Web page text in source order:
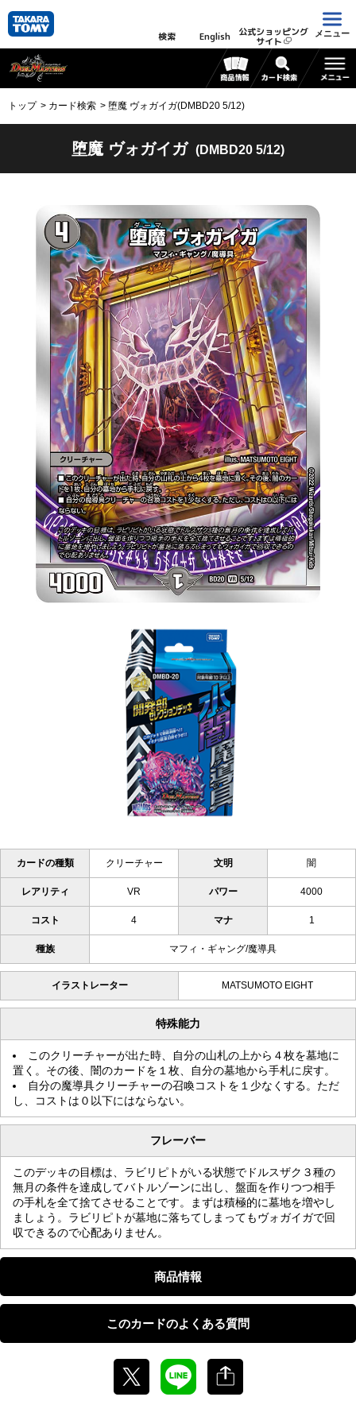
検索 English 公式ショッピング
サイト
メニュー
トップ カード検索 堕魔 ヴォガイガ(DMBD20 5/12)
堕魔 ヴォガイガ (DMBD20 5/12)
カードの種類 クリーチャー 文明 闇
レアリティ VR パワー 4000
コスト 4 マナ 1
種族 マフィ・ギャング/魔導具
イラストレーター MATSUMOTO EIGHT
特殊能力
このクリーチャーが出た時、自分の山札の上から４枚を墓地に
置く。その後、闇のカードを１枚、自分の墓地から手札に戻す。
自分の魔導具クリーチャーの召喚コストを１少なくする。ただ
し、コストは０以下にはならない。
フレーバー
このデッキの目標は、ラビリピトがいる状態でドルスザク３種の
無月の条件を達成してバトルゾーンに出し、盤面を作りつつ相手
の手札を全て捨てさせることです。まずは積極的に墓地を増やし
ましょう。ラビリピトが墓地に落ちてしまってもヴォガイガで回
収できるので心配ありません。
商品情報
このカードのよくある質問